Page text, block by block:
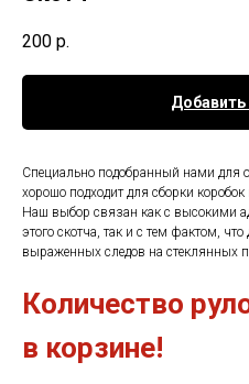
200 р.
Добавить
Специально подобранный нами для
хорошо подходит для сборки
Наш выбор связан как с высокими
этого скотча, так и с тем фактом,
выраженных следов на стеклянных
Количество
в корзине!